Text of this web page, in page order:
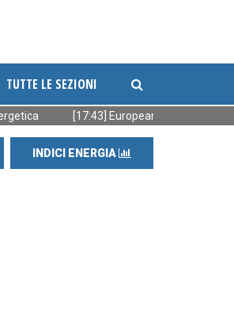
TUTTE LE SEZIONI
[17:43] European Energy vende 90 MW
INDICI ENERGIA